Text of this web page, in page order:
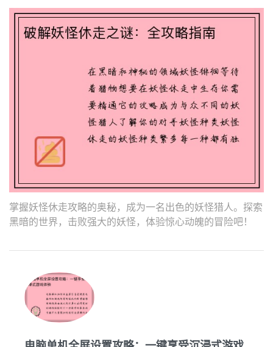
掌握妖怪休走攻略的奥秘，成为一名出色的妖怪猎人。探索
黑暗的世界，击败强大的妖怪，体验惊心动魄的冒险吧！